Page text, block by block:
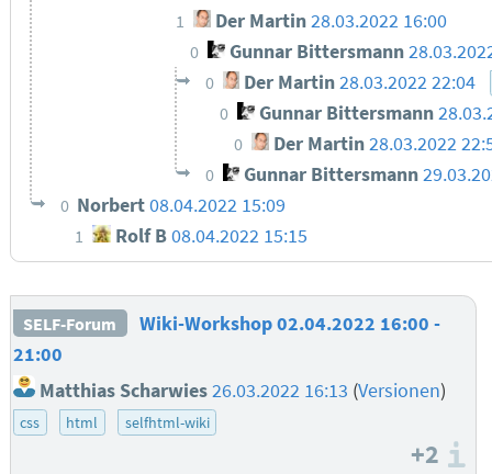
1 Der Martin28.03.2022 16:00
0 Gunnar Bittersmann
0 Der Martin28.03.2022 22:04
0 Gunnar Bittersmann
0 Der Martin28.03.2022
0 Gunnar Bittersmann
0 Norbert08.04.2022 15:09
1 Rolf B08.04.2022 15:15
SELF-Forum
Wiki-Workshop 02.04.2022 16:00 -
21:00
Matthias Scharwies 26.03.2022 16:13 (Versionen)
css html selfhtml-wiki
+2